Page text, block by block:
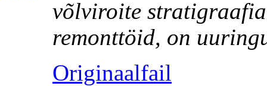
võlviroite
remonttöid, on
Originaalfail